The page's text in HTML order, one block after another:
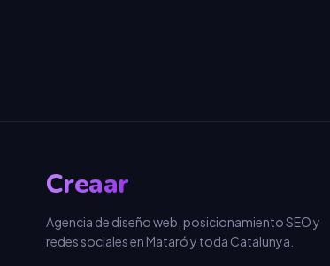
Creaar
Agencia de diseño web, posicionamiento SEO y
redes sociales en Mataró y toda Catalunya.